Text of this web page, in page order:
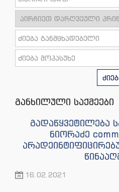
განხილული საქმეები
გადაწყვეტილება
ნიორაძე
16.02.2021